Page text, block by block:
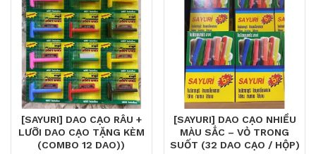
[SAYURI] DAO CẠO RÂU +
LƯỠI DAO CẠO TẶNG KÈM
(COMBO 12 DAO))
[SAYURI] DAO CẠO NHIỀU
MÀU SẮC – VỎ TRONG
SUỐT (32 DAO CẠO / HỘP)